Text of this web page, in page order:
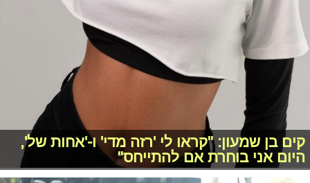
קים בן שמעון: "קראו לי 'רזה מדי' ו-'אחות של',
היום אני בוחרת אם להתייחס"